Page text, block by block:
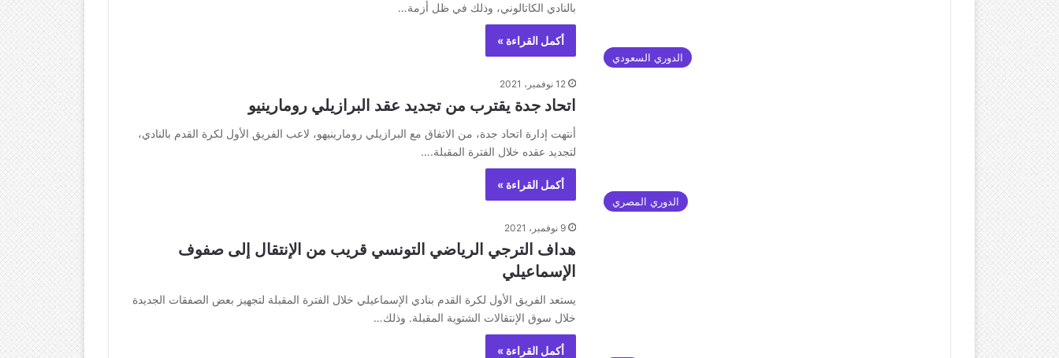
بالنادي الكاتالوني، وذلك في ظل أزمة…
أكمل القراءة »
الدوري السعودي
12 نوفمبر، 2021
اتحاد جدة يقترب من تجديد عقد البرازيلي رومارينيو
أنتهت إدارة اتحاد جدة، من الاتفاق مع البرازيلي رومارينيهو، لاعب الفريق الأول لكرة القدم بالنادي،
لتجديد عقده خلال الفترة المقبلة.…
أكمل القراءة »
الدوري المصري
9 نوفمبر، 2021
هداف الترجي الرياضي التونسي قريب من الإنتقال إلى صفوف
الإسماعيلي
يستعد الفريق الأول لكرة القدم بنادي الإسماعيلي خلال الفترة المقبلة لتجهيز بعض الصفقات الجديدة
خلال سوق الإنتقالات الشتوية المقبلة. وذلك…
أكمل القراءة »